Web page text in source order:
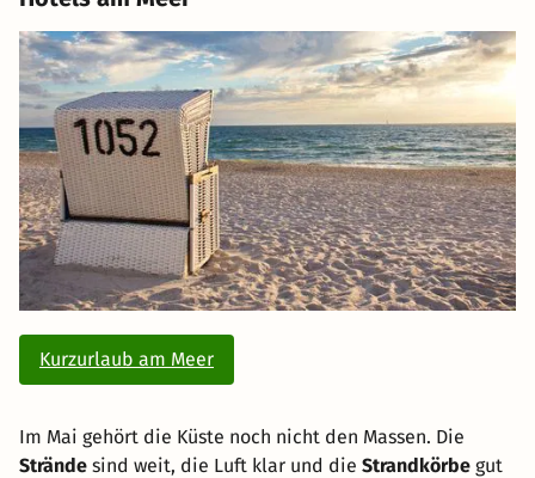
Kurzurlaub am Meer
Im Mai gehört die Küste noch nicht den Massen. Die
Strände sind weit, die Luft klar und die Strandkörbe gut